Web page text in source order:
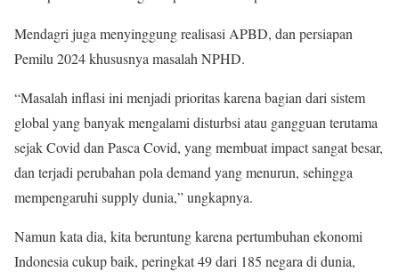
Mendagri juga menyinggung realisasi APBD, dan persiapan
Pemilu 2024 khususnya masalah NPHD.
“Masalah inflasi ini menjadi prioritas karena bagian dari sistem
global yang banyak mengalami disturbsi atau gangguan terutama
sejak Covid dan Pasca Covid, yang membuat impact sangat besar,
dan terjadi perubahan pola demand yang menurun, sehingga
mempengaruhi supply dunia,” ungkapnya.
Namun kata dia, kita beruntung karena pertumbuhan ekonomi
Indonesia cukup baik, peringkat 49 dari 185 negara di dunia,